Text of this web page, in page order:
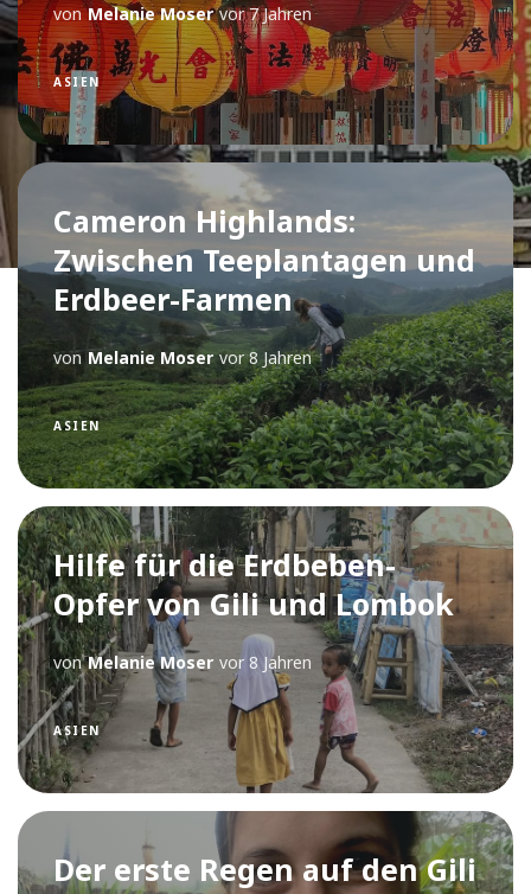
von Melanie Moser vor 7 Jahren
ASIEN
Cameron Highlands:
Zwischen Teeplantagen und
Erdbeer-Farmen
von Melanie Moser vor 8 Jahren
ASIEN
Hilfe für die Erdbeben-
Opfer von Gili und Lombok
von Melanie Moser vor 8 Jahren
ASIEN
Der erste Regen auf den Gili